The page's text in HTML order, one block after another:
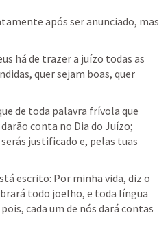
após ser anunciado, mas
há de trazer a juízo todas as
quer sejam boas, quer
de toda palavra frívola que
conta no Dia do Juízo;
justificado e, pelas tuas
escrito: Por minha vida, diz o
todo joelho, e toda língua
cada um de nós dará contas